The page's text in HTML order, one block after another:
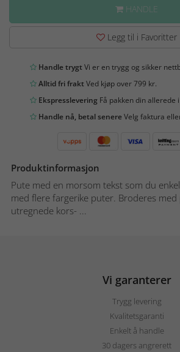
HANDLE
Legg til i Favoritter
Handle trygtVi er en trygg og sikker
Alltid fri fraktVed kjøp over 799 kr.
Ekspresslevering Få pakken din allerede
Handle nå, betal senereVelg faktura
Produktinformasjon
Pute med en morsom tekst som du
med flere fargerike puter. Broderes med
utregnede kors- ...
Vi garanterer
Trygg levering
Kvalitetsgaranti
Enkelt å handle
30 dagers angrerett